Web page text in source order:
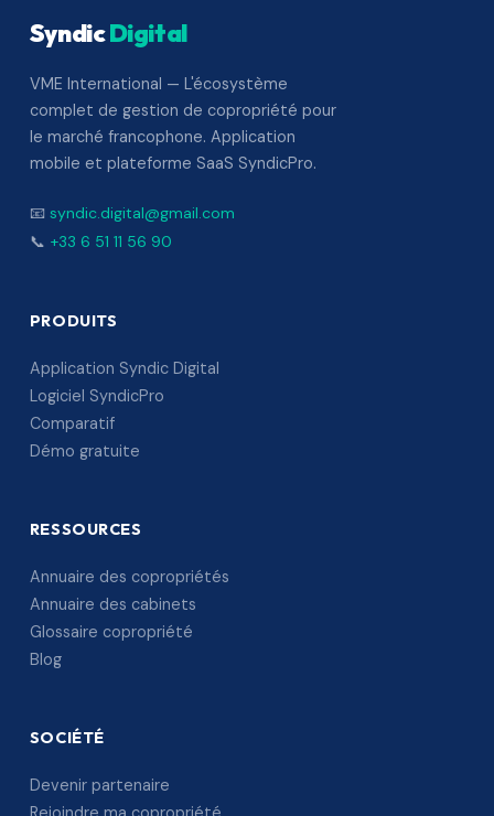
SyndicDigital
VME International — L'écosystème
complet de gestion de copropriété pour
le marché francophone. Application
mobile et plateforme SaaS SyndicPro.
📧 syndic.digital@gmail.com
📞 +33 6 51 11 56 90
PRODUITS
Application Syndic Digital
Logiciel SyndicPro
Comparatif
Démo gratuite
RESSOURCES
Annuaire des copropriétés
Annuaire des cabinets
Glossaire copropriété
Blog
SOCIÉTÉ
Devenir partenaire